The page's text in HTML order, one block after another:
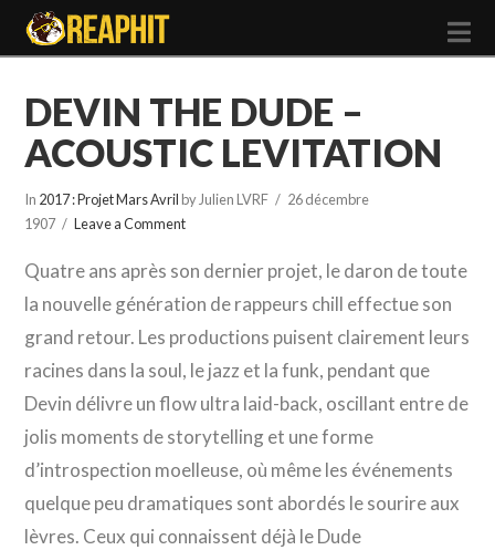
DEVIN THE DUDE –
ACOUSTIC LEVITATION
In 2017 : Projet Mars Avril by Julien LVRF
26 décembre
1907
Leave a Comment
Quatre ans après son dernier projet, le daron de toute
la nouvelle génération de rappeurs chill effectue son
grand retour. Les productions puisent clairement leurs
racines dans la soul, le jazz et la funk, pendant que
Devin délivre un flow ultra laid-back, oscillant entre de
jolis moments de storytelling et une forme
d’introspection moelleuse, où même les événements
quelque peu dramatiques sont abordés le sourire aux
lèvres. Ceux qui connaissent déjà le Dude